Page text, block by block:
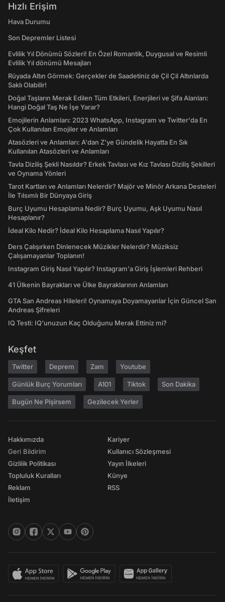
Hızlı Erişim
Hava Durumu
Son Depremler Listesi
Evlilik Yıl Dönümü Sözleri! En Özel Romantik, Duygusal ve Resimli
Evlilik Yıl dönümü Mesajları
Rüyada Altın Görmek: Gerçekler de Saadetiniz de Çil Çil Altınlarda
Saklı Olabilir!
Doğal Taşların Merak Edilen Tüm Etkileri, Enerjileri ve Şifa Alanları:
Hangi Doğal Taş Ne İşe Yarar?
Emojilerin Anlamları: 2023 WhatsApp, Instagram ve Twitter'da En
Çok Kullanılan Emojiler ve Anlamları
Atasözleri ve Anlamları: A'dan Z'ye Gündelik Hayatta En Sık
Kullanılan Atasözleri ve Anlamları
Tavla Diziliş Şekli Nasıldır? Erkek Tavlası ve Kız Tavlası Diziliş Şekilleri
ve Oynama Yönleri
Tarot Kartları ve Anlamları Nelerdir? Majör ve Minör Arkana Desteleri
İle Tılsımlı Bir Dünyaya Giriş
Burç Uyumu Hesaplama Nedir? Burç Uyumu, Aşk Uyumu Nasıl
Hesaplanır?
İdeal Kilo Nedir? İdeal Kilo Hesaplama Nasıl Yapılır?
Ders Çalışırken Dinlenecek Müzikler Nelerdir? Müziksiz
Çalışamayanlar Toplanın!
Instagram Giriş Nasıl Yapılır? Instagram'a Giriş İşlemleri Rehberi
41 Ülkenin Bayrakları ve Ülke Bayraklarının Anlamları
GTA San Andreas Hileleri! Oynamaya Doyamayanlar İçin Güncel San
Andreas Şifreleri
IQ Testi: IQ'unuzun Kaç Olduğunu Merak Ettiniz mi?
Keşfet
Twitter Deprem Zam Youtube
Günlük Burç Yorumları A101 Tiktok Son Dakika
Bugün Ne Pişirsem Gezilecek Yerler
Hakkımızda
Geri Bildirim
Gizlilik Politikası
Topluluk Kuralları
Reklam
İletişim
Kariyer
Kullanıcı Sözleşmesi
Yayın İlkeleri
Künye
RSS